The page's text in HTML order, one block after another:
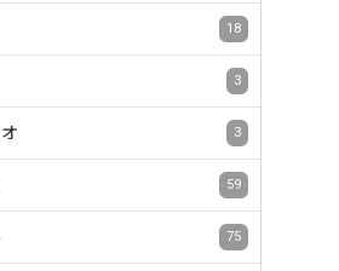
18
3
3
59
75